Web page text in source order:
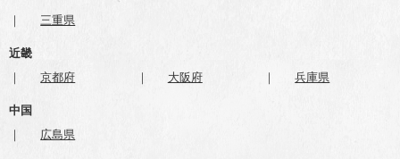
三重県
近畿
京都府
大阪府 兵庫県
中国
広島県